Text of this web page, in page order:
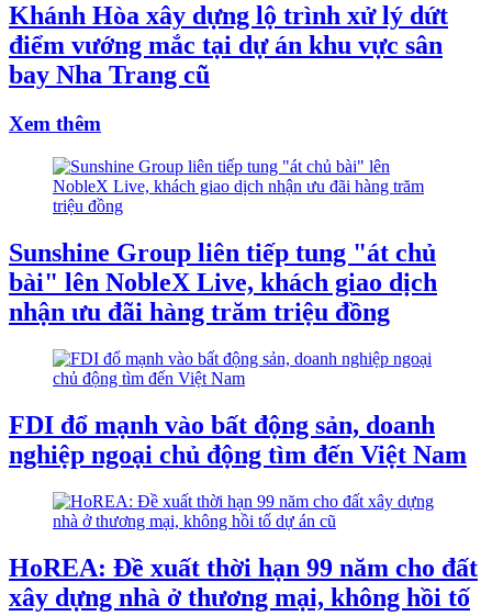
Khánh Hòa xây dựng lộ trình xử lý dứt
điểm vướng mắc tại dự án khu vực sân
bay Nha Trang cũ
Xem thêm
Sunshine Group liên tiếp tung "át chủ
bài" lên NobleX Live, khách giao dịch
nhận ưu đãi hàng trăm triệu đồng
FDI đổ mạnh vào bất động sản, doanh
nghiệp ngoại chủ động tìm đến Việt Nam
HoREA: Đề xuất thời hạn 99 năm cho đất
xây dựng nhà ở thương mại, không hồi tố